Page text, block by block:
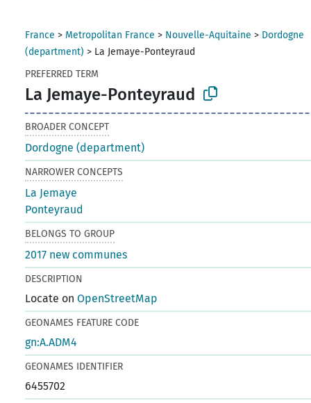
France > Metropolitan France > Nouvelle-Aquitaine > Dordogne
(department) > La Jemaye-Ponteyraud
PREFERRED TERM
La Jemaye-Ponteyraud
BROADER CONCEPT
Dordogne (department)
NARROWER CONCEPTS
La Jemaye
Ponteyraud
BELONGS TO GROUP
2017 new communes
DESCRIPTION
Locate onOpenStreetMap
GEONAMES FEATURE CODE
gn:A.ADM4
GEONAMES IDENTIFIER
6455702